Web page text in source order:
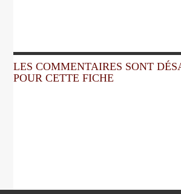
LES COMMENTAIRES SONT
POUR CETTE FICHE